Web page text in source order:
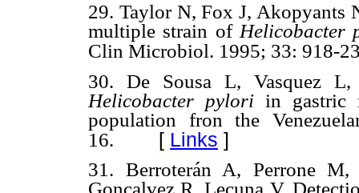
29. Taylor N, Fox J, Akopyants
multiple strain ofHelicobacter
Clin Microbiol. 1995; 33: 918-
30.
De Sousa L, Vasquez
Helicobacter pylori in gastric
population fron the
16. [ Links ]
31. Berroterán A, Perrone
Goncalvez R, Lecuna V.